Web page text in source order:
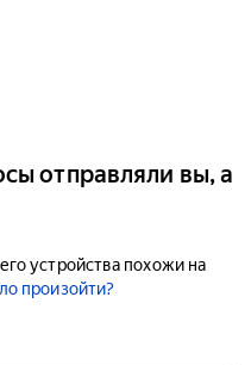
отправляли вы, а
устройства похожи на
произойти?